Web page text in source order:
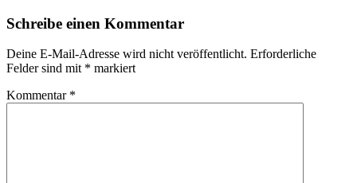
Schreibe einen Kommentar
Deine E-Mail-Adresse wird nicht veröffentlicht. Erforderliche
Felder sind mit * markiert
Kommentar *